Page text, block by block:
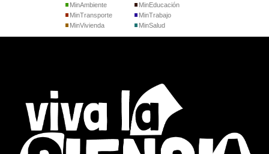
MinAmbiente
MinTransporte
MinVivienda
MinEducación
MinTrabajo
MinSalud